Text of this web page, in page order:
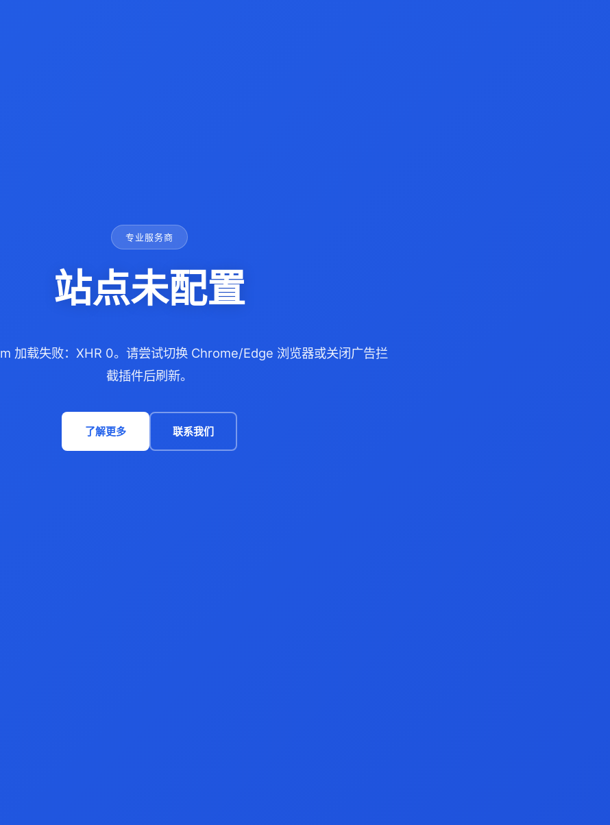
专业服务商
站点未配置
加载失败：XHR 0。请尝试切换 Chrome/Edge 浏览器或关闭广告拦
截插件后刷新。
了解更多 联系我们